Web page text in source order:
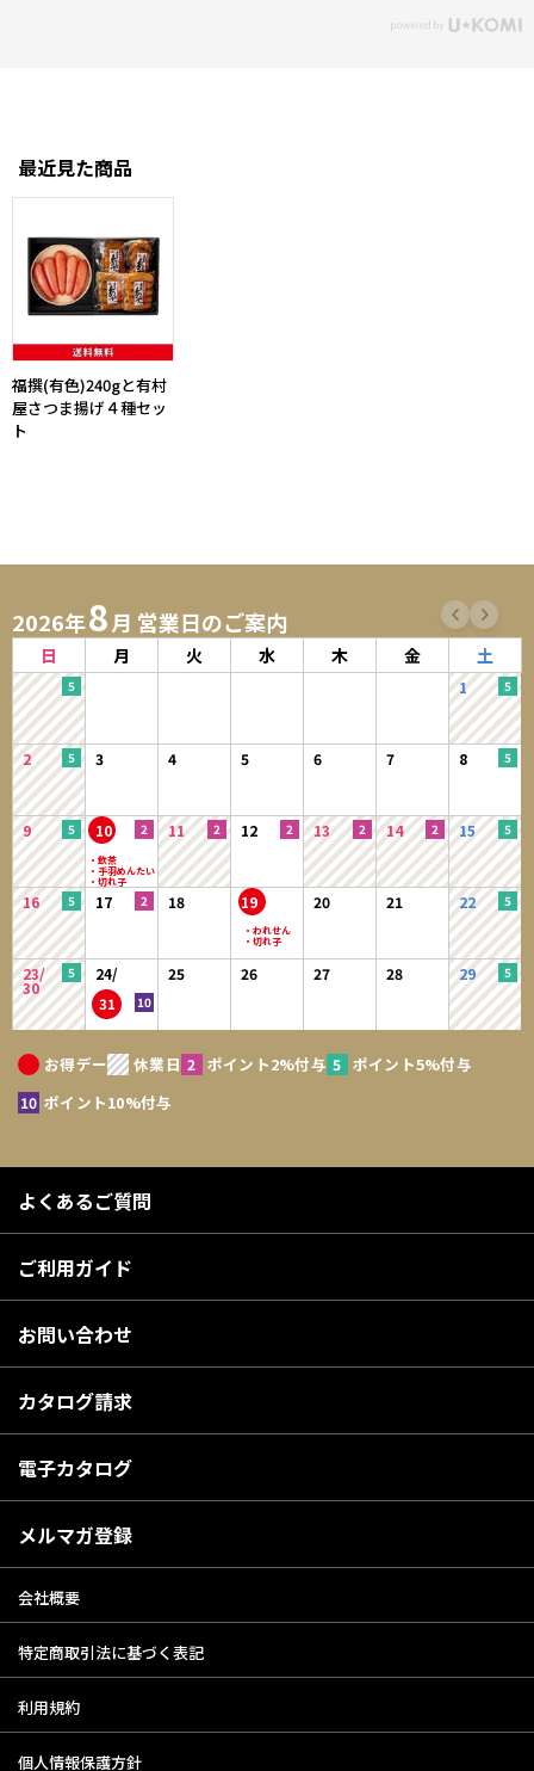
最近見た商品
福撰(有色)240gと有村
屋さつま揚げ４種セッ
ト
2026年8月 営業日のご案内
日 月 火 水 木 金 土
1
2 3 4 5 6 7 8
9 10 11 12 13 14 15
16 17 18 19 20 21 22
23/
30
24/
31
25 26 27 28 29
お得デー 休業日 ポイント2%付与
ポイント5%付与
ポイント10%付与
よくあるご質問
ご利用ガイド
お問い合わせ
カタログ請求
電子カタログ
メルマガ登録
会社概要
特定商取引法に基づく表記
利用規約
個人情報保護方針